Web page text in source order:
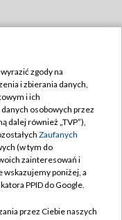
zgody na
i zbierania danych,
i ich
osobowych przez
dalej również „TVP”),
Zaufanych
(w tym do
zainteresowań i
wskazujemy poniżej, a
PPID do Google.
przez Ciebie naszych